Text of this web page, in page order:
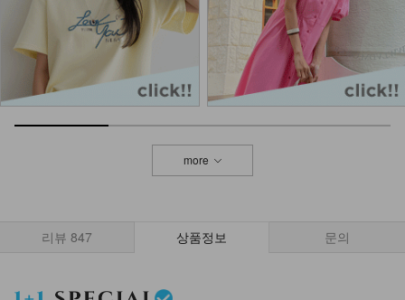
11,900 9,900 17%
more
리뷰 847 상품정보 문의